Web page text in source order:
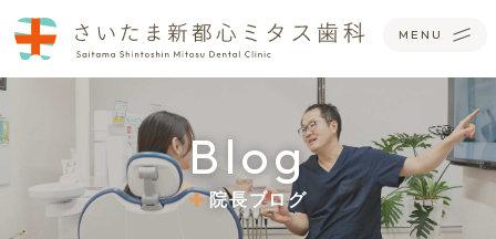
Blog
院長ブログ